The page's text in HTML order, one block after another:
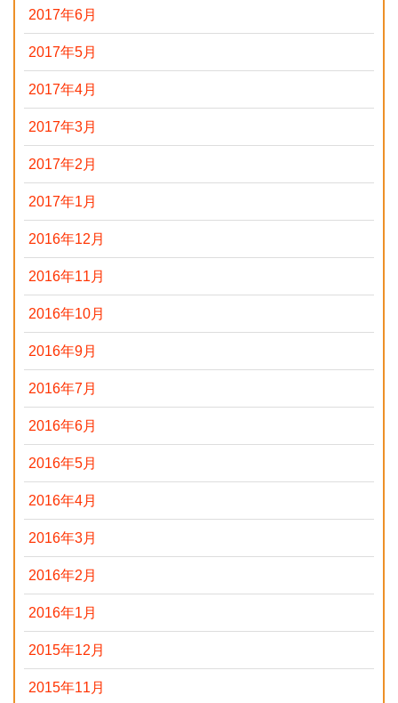
2017年6月
2017年5月
2017年4月
2017年3月
2017年2月
2017年1月
2016年12月
2016年11月
2016年10月
2016年9月
2016年7月
2016年6月
2016年5月
2016年4月
2016年3月
2016年2月
2016年1月
2015年12月
2015年11月